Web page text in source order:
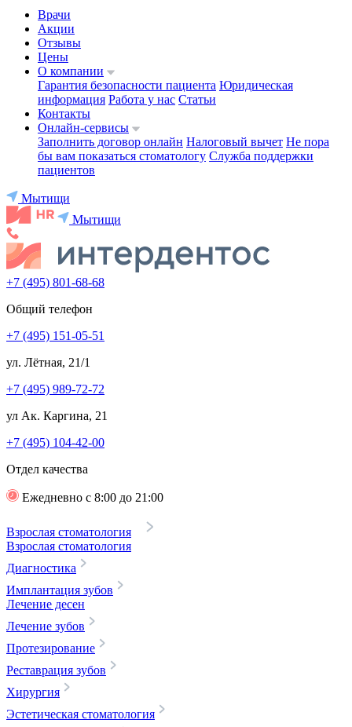
Врачи
Акции
Отзывы
Цены
О компании
Гарантия безопасности пациента Юридическая
информация Работа у нас Статьи
Контакты
Онлайн-сервисы
Заполнить договор онлайн Налоговый вычет Не пора
бы вам показаться стоматологу Служба поддержки
пациентов
Мытищи
Мытищи
+7 (495) 801-68-68
Общий телефон
+7 (495) 151-05-51
ул. Лётная, 21/1
+7 (495) 989-72-72
ул Ак. Каргина, 21
+7 (495) 104-42-00
Отдел качества
Ежедневно с 8:00 до 21:00
Взрослая стоматология
Взрослая стоматология
Диагностика
Имплантация зубов
Лечение десен
Лечение зубов
Протезирование
Реставрация зубов
Хирургия
Эстетическая стоматология